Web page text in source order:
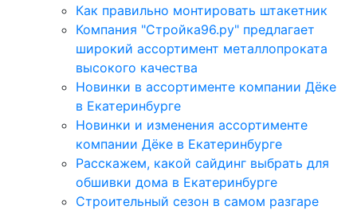
Как правильно монтировать штакетник
Компания "Стройка96.ру" предлагает
широкий ассортимент металлопроката
высокого качества
Новинки в ассортименте компании Дёке
в Екатеринбурге
Новинки и изменения ассортименте
компании Дёке в Екатеринбурге
Расскажем, какой сайдинг выбрать для
обшивки дома в Екатеринбурге
Строительный сезон в самом разгаре